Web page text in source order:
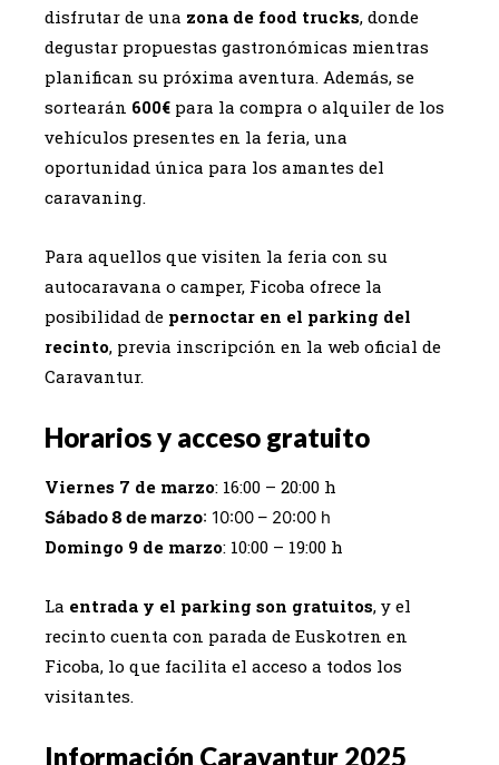
disfrutar de una zona de food trucks, donde
degustar propuestas gastronómicas mientras
planifican su próxima aventura. Además, se
sortearán 600€ para la compra o alquiler de los
vehículos presentes en la feria, una
oportunidad única para los amantes del
caravaning.
Para aquellos que visiten la feria con su
autocaravana o camper, Ficoba ofrece la
posibilidad de pernoctar en el parking del
recinto, previa inscripción en la web oficial de
Caravantur.
Horarios y acceso gratuito
Viernes 7 de marzo: 16:00 – 20:00 h
Sábado 8 de marzo: 10:00 – 20:00 h
Domingo 9 de marzo: 10:00 – 19:00 h
La entrada y el parking son gratuitos, y el
recinto cuenta con parada de Euskotren en
Ficoba, lo que facilita el acceso a todos los
visitantes.
Información Caravantur 2025